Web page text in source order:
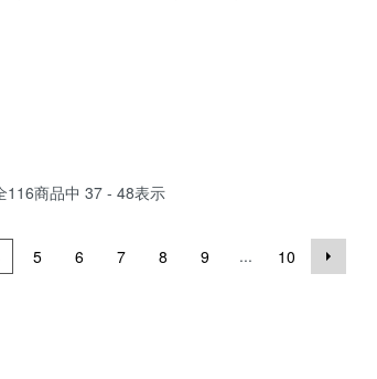
116商品中 37 - 48表示
5 6 7 8 9 ... 10